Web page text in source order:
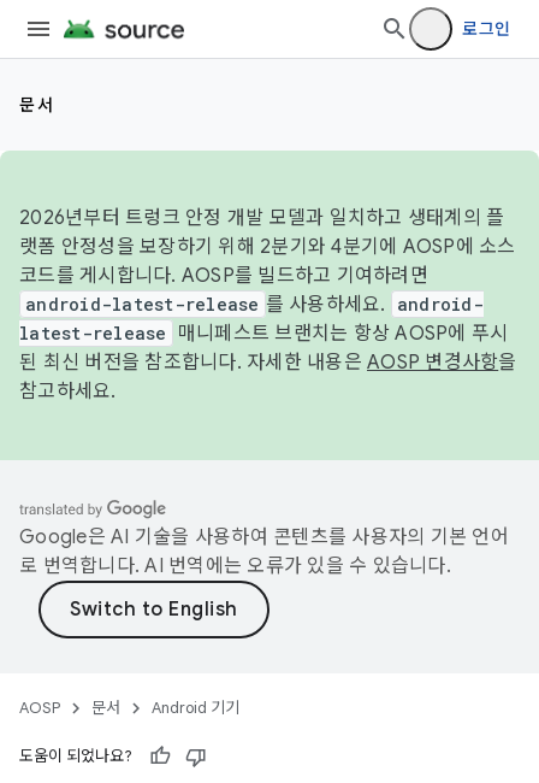
로그인
문서
2026년부터 트렁크 안정 개발 모델과 일치하고 생태계의 플
랫폼 안정성을 보장하기 위해 2분기와 4분기에 AOSP에 소스
코드를 게시합니다. AOSP를 빌드하고 기여하려면
android-latest-release 를 사용하세요.
android-
latest-release
매니페스트 브랜치는 항상 AOSP에 푸시
된 최신 버전을 참조합니다. 자세한 내용은 AOSP 변경사항을
참고하세요.
Google은 AI 기술을 사용하여 콘텐츠를 사용자의 기본 언어
로 번역합니다. AI 번역에는 오류가 있을 수 있습니다.
AOSP 문서 Android 기기
도움이 되었나요?